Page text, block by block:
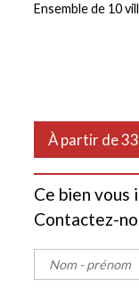
Ensemble de 10
À partir de
Ce bien vous
Contactez-